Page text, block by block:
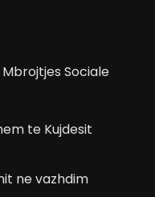
Sociale
te Kujdesit
ne vazhdim